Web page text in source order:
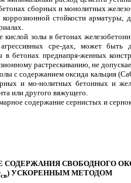
сборных и монолитных
коррозионной стойкости
кислой золы в бетонах
агрессивных сре-дах, может
в бетонах преднапря-женных
растрескиванию, не
с содержанием оксида кальция
и мо-нолитных бетонных и
или другого вяжущего.
содержание сернистых и
СОДЕРЖАНИЯ СВОБОДНОГО
св) УСКОРЕННЫМ МЕТОДОМ